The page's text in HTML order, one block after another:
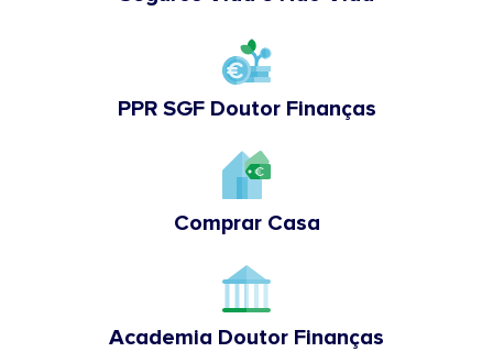
PPR SGF Doutor Finanças
Comprar Casa
Academia Doutor Finanças